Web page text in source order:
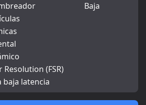
Baja
Resolution (FSR)
baja latencia